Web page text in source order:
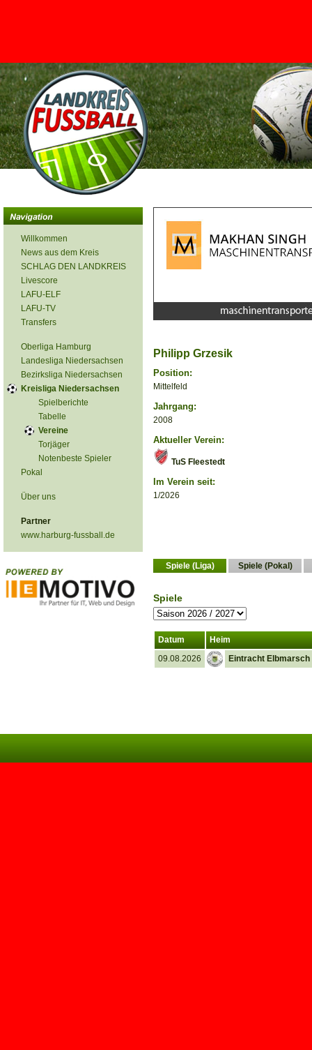
<
Willkommen
News aus dem Kreis
SCHLAG DEN LANDKREIS
Livescore
LAFU-ELF
LAFU-TV
Transfers
Oberliga Hamburg
Landesliga Niedersachsen
Bezirksliga Niedersachsen
Kreisliga Niedersachsen
Spielberichte
Tabelle
Vereine
Torjäger
Notenbeste Spieler
Pokal
Über uns
Partner
www.harburg-fussball.de
Philipp Grzesik
Position:
Mittelfeld
Jahrgang:
2008
Aktueller Verein:
TuS Fleestedt
Im Verein seit:
1/2026
Spiele (Liga) Spiele (Pokal)
Spiele
Datum
Heim
09.08.2026
Eintracht Elbmarsch